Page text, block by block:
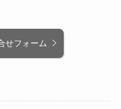
せフォーム